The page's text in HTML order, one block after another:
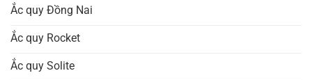
Ắc quy Đồng Nai
Ắc quy Rocket
Ắc quy Solite